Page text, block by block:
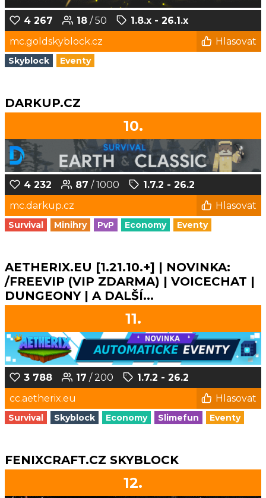
4 267 18 / 50
1.8.x - 26.1.x
mc.goldskyblock.cz
Hlasovat
Skyblock Eventy
DARKUP.CZ
10.
4 232 87 / 1000
1.7.2 - 26.2
mc.darkup.cz
Hlasovat
Survival Minihry PvP Economy Eventy
AETHERIX.EU [1.21.10.+] | NOVINKA:
/FREEVIP (VIP ZDARMA) | VOICECHAT |
DUNGEONY | A DALŠÍ...
11.
3 788 17 / 200
1.7.2 - 26.2
cc.aetherix.eu
Hlasovat
Survival Skyblock Economy Slimefun Eventy
FENIXCRAFT.CZ SKYBLOCK
12.